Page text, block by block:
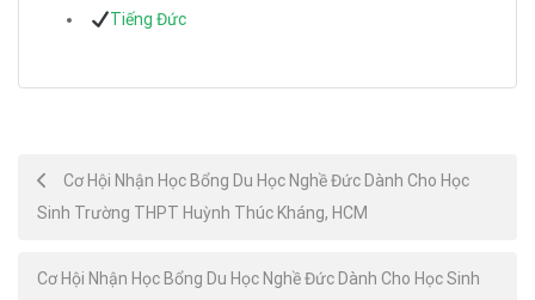
Tiếng Đức
Post
navigation
Cơ Hội Nhận Học Bổng Du Học Nghề Đức Dành Cho Học
Sinh Trường THPT Huỳnh Thúc Kháng, HCM
Cơ Hội Nhận Học Bổng Du Học Nghề Đức Dành Cho Học Sinh